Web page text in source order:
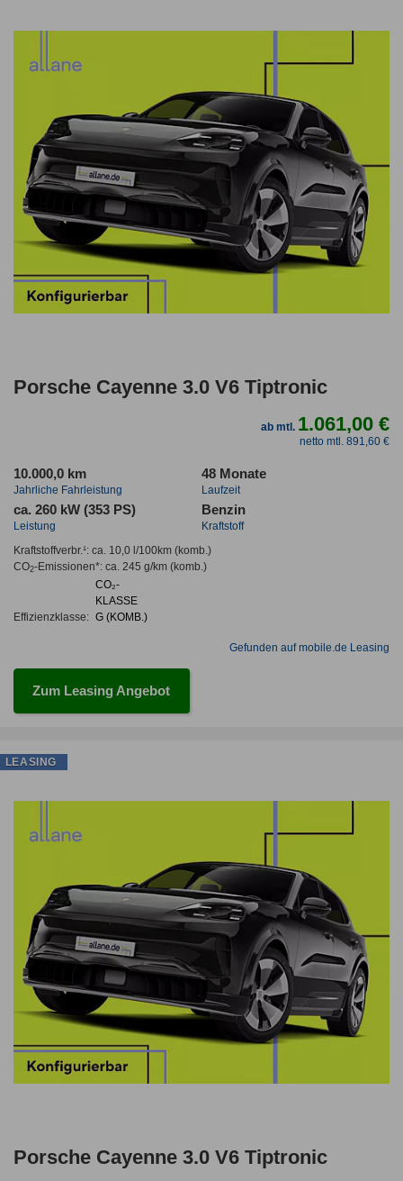
Porsche Cayenne 3.0 V6 Tiptronic
ab mtl. 1.061,00 €
netto mtl. 891,60 €
10.000,0 km
Jahrliche Fahrleistung
48 Monate
Laufzeit
ca. 260 kW (353 PS)
Leistung
Benzin
Kraftstoff
Kraftstoffverbr.¹: ca. 10,0 l/100km(komb.)
CO2-Emissionen*: ca. 245 g/km(komb.)
Effizienzklasse:
CO₂-
KLASSE
G (KOMB.)
Gefunden auf mobile.de Leasing
Zum Leasing Angebot
Porsche Cayenne 3.0 V6 Tiptronic
LEASING